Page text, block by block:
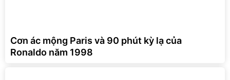
Cơn ác mộng Paris và 90 phút kỳ lạ của
Ronaldo năm 1998